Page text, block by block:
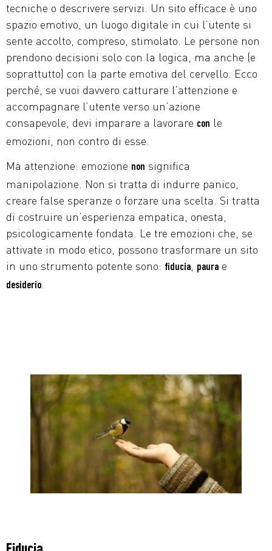
tecniche o descrivere servizi. Un sito efficace è uno
spazio emotivo, un luogo digitale in cui l’utente si
sente accolto, compreso, stimolato. Le persone non
prendono decisioni solo con la logica, ma anche (e
soprattutto) con la parte emotiva del cervello. Ecco
perché, se vuoi davvero catturare l’attenzione e
accompagnare l’utente verso un’azione
consapevole, devi imparare a lavorare con le
emozioni, non contro di esse.
Ma attenzione: emozione non significa
manipolazione. Non si tratta di indurre panico,
creare false speranze o forzare una scelta. Si tratta
di costruire un’esperienza empatica, onesta,
psicologicamente fondata. Le tre emozioni che, se
attivate in modo etico, possono trasformare un sito
in uno strumento potente sono: fiducia paura e
desiderio